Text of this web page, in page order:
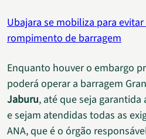
Ubajara se mobiliza para
rompimento de barragem
Enquanto houver o embargo
poderá operar a barragem
Jaburu, até que seja
e sejam atendidas todas as
ANA, que é o órgão